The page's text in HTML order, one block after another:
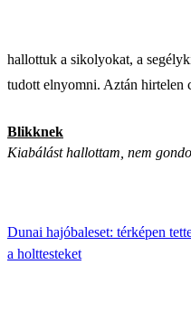
hallottuk a sikolyokat, a
tudott elnyomni. Aztán hirtelen
Blikknek
Kiabálást hallottam, nem
Dunai hajóbaleset: térképen
a holttesteket